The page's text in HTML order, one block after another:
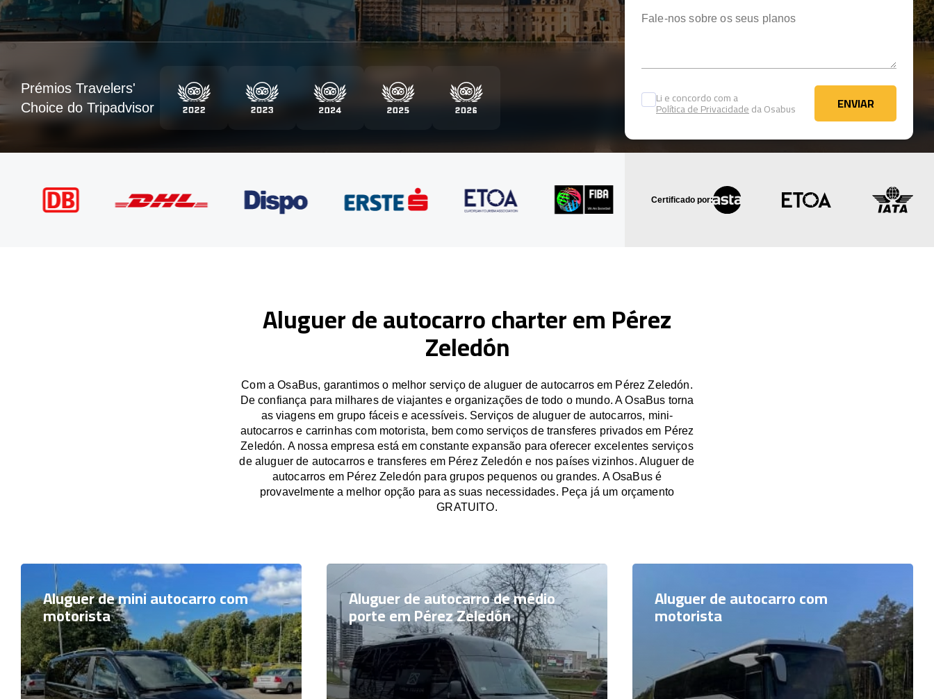
Li e concordo com a
Política de Privacidadeda Osabus ENVIAR
ENVIAR
Prémios Travelers'
Choice do Tripadvisor
Certificado por:
Aluguer de autocarro charter em Pérez
Zeledón
Com a OsaBus, garantimos o melhor serviço de aluguer de autocarros em Pérez Zeledón.
De confiança para milhares de viajantes e organizações de todo o mundo. A OsaBus torna
as viagens em grupo fáceis e acessíveis. Serviços de aluguer de autocarros, mini-
autocarros e carrinhas com motorista, bem como serviços de transferes privados em Pérez
Zeledón. A nossa empresa está em constante expansão para oferecer excelentes serviços
de aluguer de autocarros e transferes em Pérez Zeledón e nos países vizinhos. Aluguer de
autocarros em Pérez Zeledón para grupos pequenos ou grandes. A OsaBus é
provavelmente a melhor opção para as suas necessidades. Peça já um orçamento
GRATUITO.
Aluguer de mini autocarro com
motorista
Aluguer de autocarro de médio
porte em Pérez Zeledón
Aluguer de autocarro com
motorista